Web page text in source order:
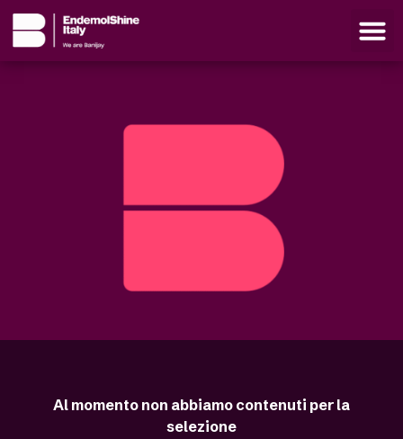
Al momento non abbiamo contenuti per la
selezione